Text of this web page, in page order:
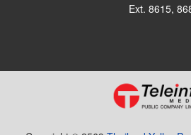
Ext. 8615,